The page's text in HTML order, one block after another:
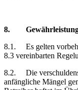
8.
8.1.
Es gelten
8.3 vereinbarten
8.2.
Die
anfängliche Mängel